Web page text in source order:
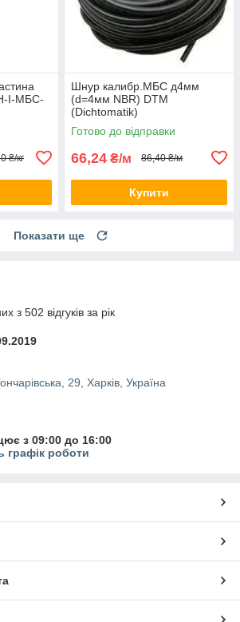
I-МБС-
₴/кг
Шнур калибр.МБС д4мм
(d=4мм NBR) DTM
(Dichtomatik)
Готово до відправки
66,24 ₴/м 86,40 ₴/м
Купити
Показати ще
з 502 відгуків за рік
29, Харків, Україна
з 09:00 до 16:00
графік роботи